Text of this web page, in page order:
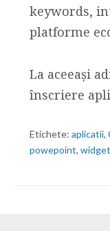
keywords,
platforme
La aceeași
înscriere
Etichete: aplicatii,
powepoint, widget